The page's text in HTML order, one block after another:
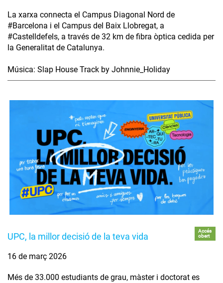
La xarxa connecta el Campus Diagonal Nord de
#Barcelona i el Campus del Baix Llobregat, a
#Castelldefels, a través de 32 km de fibra òptica cedida per
la Generalitat de Catalunya.
Música: Slap House Track by Johnnie_Holiday
UPC, la millor decisió de la teva vida
Accés
obert
16 de març 2026
Més de 33.000 estudiants de grau, màster i doctorat es